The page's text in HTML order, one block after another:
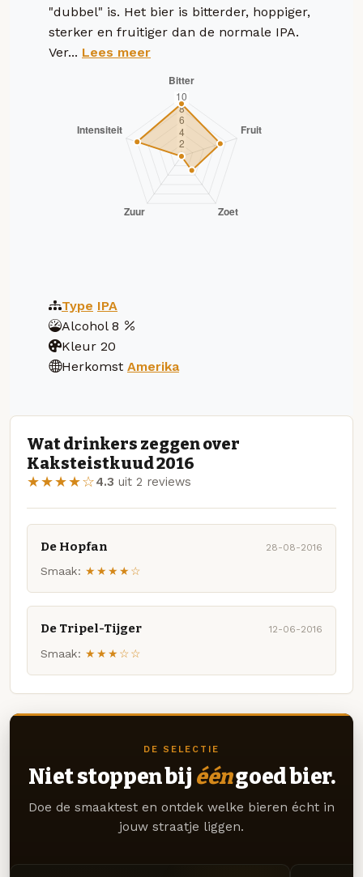
"dubbel" is. Het bier is bitterder, hoppiger,
sterker en fruitiger dan de normale IPA.
Ver... Lees meer
Type IPA
Alcohol 8
Kleur 20
Herkomst Amerika
Wat drinkers zeggen over
Kaksteistkuud 2016
★★★★☆4.3 uit 2 reviews
De Hopfan 28-08-2016
Smaak: ★★★★☆
De Tripel-Tijger 12-06-2016
Smaak: ★★★☆☆
DE SELECTIE
Niet stoppen bij ééngoed bier.
Doe de smaaktest en ontdek welke bieren écht in
jouw straatje liggen.